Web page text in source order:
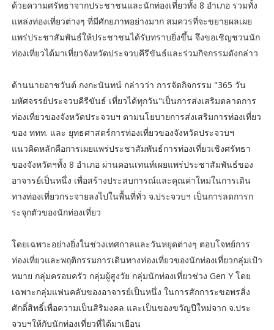
ด้วยความศรัทธาจากประชาชนและนักท่องเที่ยวทั้ง 8 อำเภอ รวมทั้ง
แหล่งท่องเที่ยวต่างๆ ที่มีศักยภาพอย่างมาก สมควรที่จะขยายผลเผย
แพร่ประชาสัมพันธ์ให้ประชาชนได้รับทราบยิ่งขึ้น จึงขอเชิญชวนนัก
ท่องเที่ยวได้มาเที่ยวจังหวัดประจวบคีรีขันธ์และร่วมกิจกรรมดังกล่าว
ด้านนายอาชวันต์ กงกะนันทน์ กล่าวว่า การจัดกิจกรรม "365 วัน
มหัศจรรย์ประจวบคีรีขันธ์ เที่ยวได้ทุกวัน"เป็นการส่งเสริมตลาดการ
ท่องเที่ยวของจังหวัดประจวบฯ ตามนโยบายการส่งเสริมการท่องเที่ยว
ของ ททท. และ ยุทธศาสตร์การท่องเที่ยวของจังหวัดประจวบฯ
แนวคิดหลักคือการเผยแพร่ประชาสัมพันธ์การท่องเที่ยวเชิงศรัทธา
ของจังหวัดฯทั้ง 8 อำเภอ ผ่านคอนเทนท์เผยแพร่ประชาสัมพันธ์ของ
อาจารย์เป็นหนึ่ง เพื่อสร้างประสบการณ์และคุณค่าใหม่ในการเดิน
ทางท่องเที่ยวกระจายลงไปในพื้นที่ทั่ว จ.ประจวบฯ เป็นการลดการก
ระจุกตัวของนักท่องเที่ยว
โดยเฉพาะอย่างยิ่งในช่วงเทศกาลและวันหยุดต่างๆ ตอบโจทย์การ
ท่องเที่ยวและพฤติกรรมการเดินทางท่องเที่ยวของนักท่องเที่ยวกลุ่มเป้า
หมาย กลุ่มครอบครัว กลุ่มผู้สูงวัย กลุ่มนักท่องเที่ยวช่วง Gen Y โดย
เฉพาะกลุ่มแฟนคลับของอาจารย์เป็นหนึ่ง ในการสักการะขอพรสิ่ง
ศักดิ์สิทธิ์เพื่อความเป็นสิริมงคล และเป็นของขวัญปีใหม่จาก จ.ประ
จวบฯให้กับนักท่องเที่ยวที่ได้มาเยือน